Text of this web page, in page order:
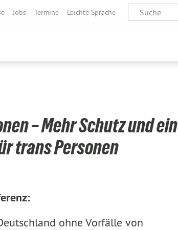
Jobs Termine Leichte Sprache
– Mehr Schutz und ein
trans Personen
ohne Vorfälle von